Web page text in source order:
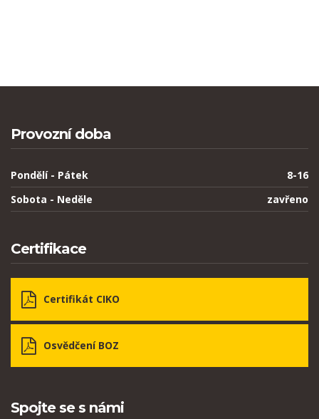
Provozní doba
Pondělí - Pátek
8-16
Sobota - Neděle
zavřeno
Certifikace
Certifikát CIKO
Osvědčení BOZ
Spojte se s námi